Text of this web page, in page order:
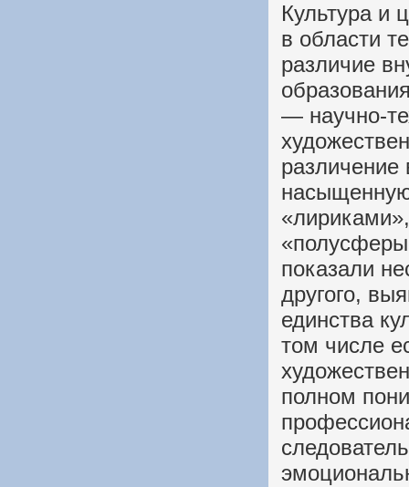
Культура и
в области
различие
— научно-
показали
другого,
единства
том числе
полном